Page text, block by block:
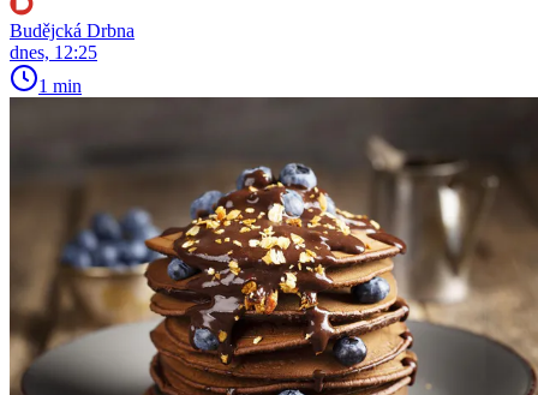
Budějcká Drbna
dnes, 12:25
1 min